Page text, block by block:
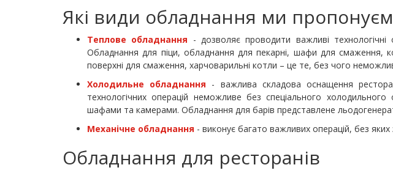
Які види обладнання ми
Теплове обладнання - дозволяє проводити важливі
Обладнання для піци, обладнання для пекарні, шафи для смаження,
поверхні для смаження, харчоварильні котли – це те, без чого
Холодильне обладнання - важлива складова оснащення
технологічних операцій неможливе без спеціального
шафами та камерами. Обладнання для барів представлене
Механічне обладнання - виконує багато важливих операцій, без
Обладнання для ресторанів